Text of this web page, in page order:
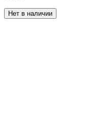
Нет в наличии